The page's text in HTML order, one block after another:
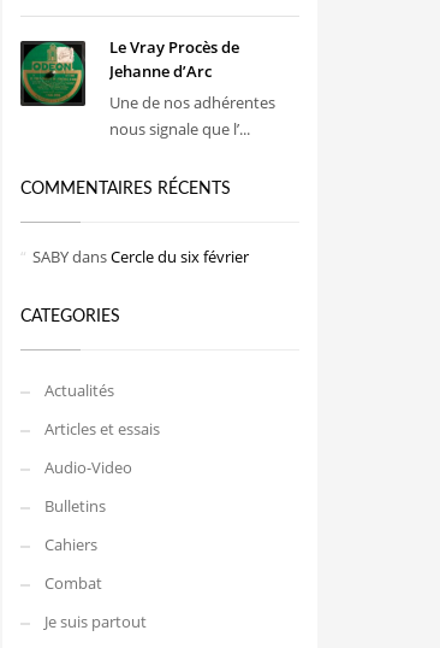
Le Vray Procès de
Jehanne d’Arc
Une de nos adhérentes
nous signale que l’...
COMMENTAIRES RÉCENTS
SABYdansCercle du six février
CATEGORIES
Actualités
Articles et essais
Audio-Video
Bulletins
Cahiers
Combat
Je suis partout